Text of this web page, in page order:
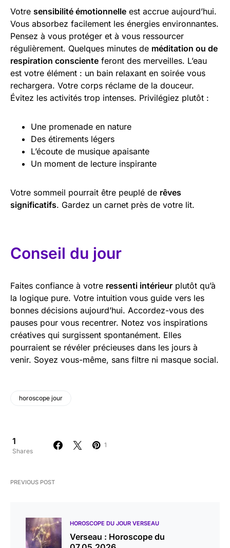
Votre sensibilité émotionnelle est accrue aujourd’hui.
Vous absorbez facilement les énergies environnantes.
Pensez à vous protéger et à vous ressourcer
régulièrement. Quelques minutes de méditation ou de
respiration consciente feront des merveilles. L’eau
est votre élément : un bain relaxant en soirée vous
rechargera. Votre corps réclame de la douceur.
Évitez les activités trop intenses. Privilégiez plutôt :
Une promenade en nature
Des étirements légers
L’écoute de musique apaisante
Un moment de lecture inspirante
Votre sommeil pourrait être peuplé de rêves
significatifs. Gardez un carnet près de votre lit.
Conseil du jour
Faites confiance à votre ressenti intérieur plutôt qu’à
la logique pure. Votre intuition vous guide vers les
bonnes décisions aujourd’hui. Accordez-vous des
pauses pour vous recentrer. Notez vos inspirations
créatives qui surgissent spontanément. Elles
pourraient se révéler précieuses dans les jours à
venir. Soyez vous-même, sans filtre ni masque social.
horoscope jour
1
Shares
1
PREVIOUS POST
HOROSCOPE DU JOUR VERSEAU
Verseau : Horoscope du